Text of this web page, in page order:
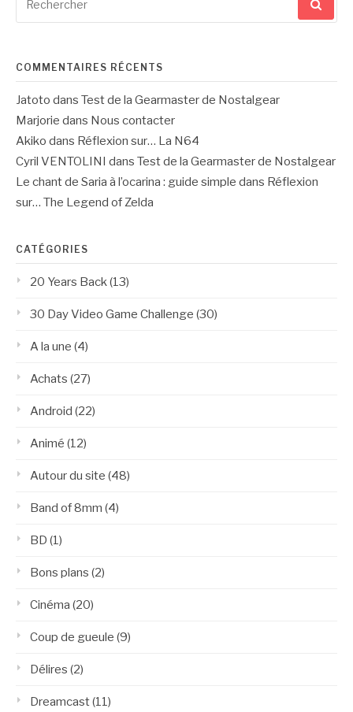
pour
COMMENTAIRES RÉCENTS
Jatoto dans Test de la Gearmaster de Nostalgear
Marjorie dans Nous contacter
Akiko dans Réflexion sur… La N64
Cyril VENTOLINI dans Test de la Gearmaster de Nostalgear
Le chant de Saria à l’ocarina : guide simple dans Réflexion
sur… The Legend of Zelda
CATÉGORIES
20 Years Back(13)
30 Day Video Game Challenge (30)
A la une (4)
Achats (27)
Android (22)
Animé (12)
Autour du site (48)
Band of 8mm (4)
BD (1)
Bons plans (2)
Cinéma (20)
Coup de gueule (9)
Délires (2)
Dreamcast(11)